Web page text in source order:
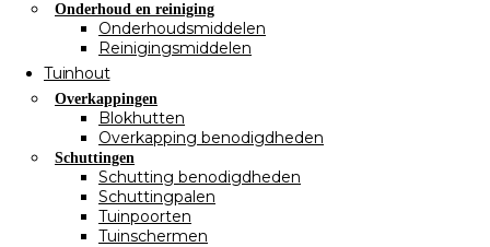
Onderhoud en reiniging
Onderhoudsmiddelen
Reinigingsmiddelen
Tuinhout
Overkappingen
Blokhutten
Overkapping benodigdheden
Schuttingen
Schutting benodigdheden
Schuttingpalen
Tuinpoorten
Tuinschermen